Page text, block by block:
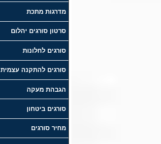
מדרגות מתכת
סרטון סורגים יהלום
סורגים לחלונות
סורגים להתקנה עצמית
הגבהת מעקה
סורגים ביטחון
מחיר סורגים